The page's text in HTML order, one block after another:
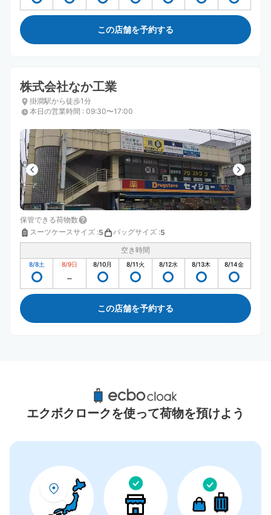
この店舗を予約する
株式会社なか工業
掛澗駅から徒歩1分
本日の営業時間 : 09:30〜17:00
保管できる荷物数
スーツケースサイズ :5 バッグサイズ :5
空き時間
8/8土 8/9日 8/10月 8/11火 8/12水 8/13木 8/14金
この店舗を予約する
南船橋駅周辺のおすすめコインロッカー
0件
エクボクロークを使って荷物を預けよう